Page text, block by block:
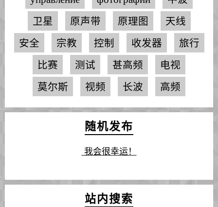
卫星
原声带 原理图
天线
安全
宗教 控制 收发器
旅行
比赛
测试 甚高频
电视
莫尔斯
视频 长波 高频
随机发布
我会很幸运！
站内搜索